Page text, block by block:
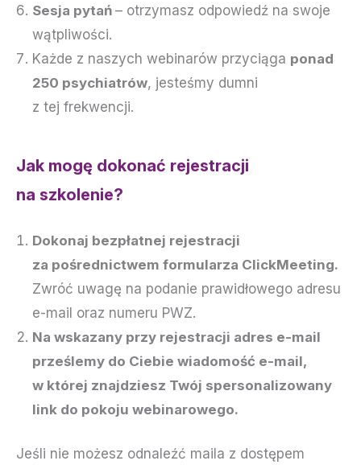
Sesja pytań – otrzymasz odpowiedź na swoje
wątpliwości.
Każde z naszych webinarów przyciąga ponad
250 psychiatrów, jesteśmy dumni
z tej frekwencji.
Jak mogę dokonać rejestracji
na szkolenie?
Dokonaj bezpłatnej rejestracji
za pośrednictwem formularza ClickMeeting.
Zwróć uwagę na podanie prawidłowego adresu
e-mail oraz numeru PWZ.
Na wskazany przy rejestracji adres e-mail
prześlemy do Ciebie wiadomość e-mail,
w której znajdziesz Twój spersonalizowany
link do pokoju webinarowego.
Jeśli nie możesz odnaleźć maila z dostępem